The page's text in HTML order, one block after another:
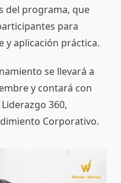
del programa, que
para
y aplicación práctica.
se llevará a
y contará con
360,
Corporativo.